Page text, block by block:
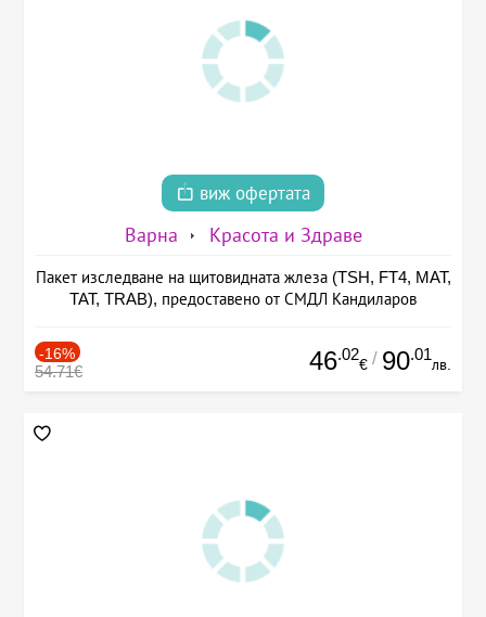
виж офертата
Варна Красота и Здраве
Пакет изследване на щитовидната жлеза (TSH, FT4, MAT,
TAT, TRAB), предоставено от СМДЛ Кандиларов
-16%
54.71€ 46.02
€ / 90.01
лв.